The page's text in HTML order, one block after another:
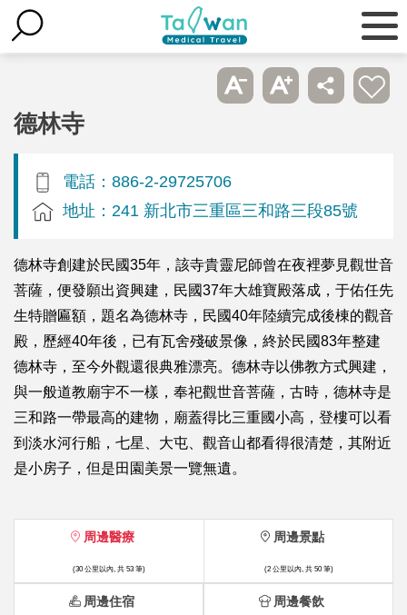
德林寺
電話：886-2-29725706
地址：241 新北市三重區三和路三段85號
德林寺創建於民國35年，該寺貴靈尼師曾在夜裡夢見觀世音
菩薩，便發願出資興建，民國37年大雄寶殿落成，于佑任先
生特贈匾額，題名為德林寺，民國40年陸續完成後棟的觀音
殿，歷經40年後，已有瓦舍殘破景像，終於民國83年整建
德林寺，至今外觀還很典雅漂亮。德林寺以佛教方式興建，
與一般道教廟宇不一樣，奉祀觀世音菩薩，古時，德林寺是
三和路一帶最高的建物，廟蓋得比三重國小高，登樓可以看
到淡水河行船，七星、大屯、觀音山都看得很清楚，其附近
是小房子，但是田園美景一覽無遺。
周邊醫療
(30 公里以內, 共 53 筆)
周邊景點
(2 公里以內, 共 50 筆)
周邊住宿 周邊餐飲